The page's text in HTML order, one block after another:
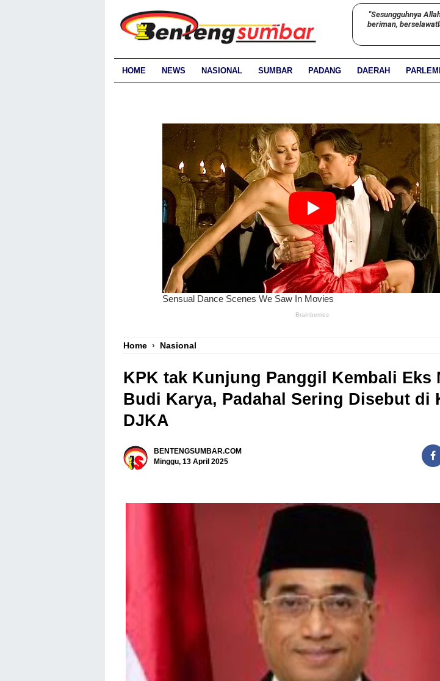
"Sesungguhnya
beriman,
HOME NEWS NASIONAL SUMBAR PADANG DAERAH
Home › Nasional
KPK tak Kunjung Panggil Kembali Eks
Budi Karya, Padahal Sering Disebut di
DJKA
BENTENGSUMBAR.COM
Minggu, 13 April 2025